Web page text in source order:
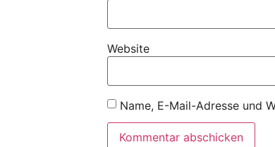
Website
Name, E-Mail-Adresse und